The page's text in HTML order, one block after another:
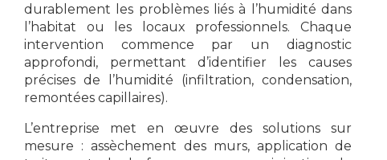
durablement les problèmes liés à l’humidité dans
l’habitat ou les locaux professionnels. Chaque
intervention commence par un diagnostic
approfondi, permettant d’identifier les causes
précises de l’humidité (infiltration, condensation,
remontées capillaires).
L’entreprise met en œuvre des solutions sur
mesure : assèchement des murs, application de